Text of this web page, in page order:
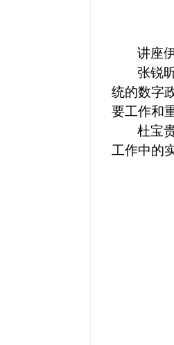
讲座
张锐
统的数字
要工作和
杜宝
工作中的